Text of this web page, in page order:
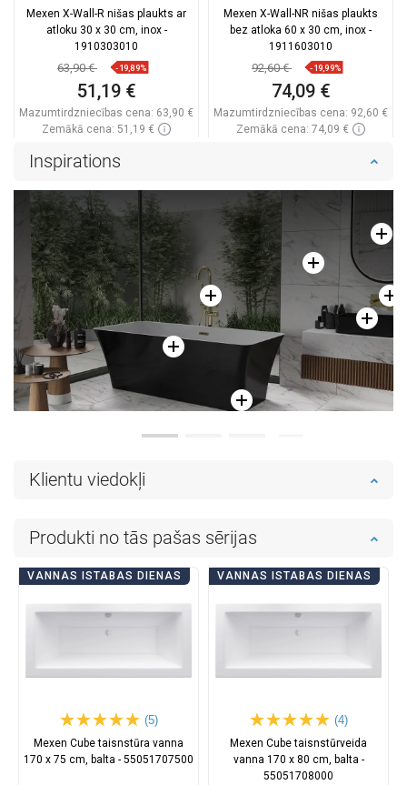
Mexen X-Wall-R nišas plaukts ar
atloku 30 x 30 cm, inox -
1910303010
63,90 € -19,89%
51,19 €
Mazumtirdzniecības cena: 63,90 €
Zemākā cena: 51,19 €
favorite_border Iecienītākie
Salīdzināt
Mexen X-Wall-NR nišas plaukts
bez atloka 60 x 30 cm, inox -
1911603010
92,60 € -19,99%
74,09 €
Mazumtirdzniecības cena: 92,60 €
Zemākā cena: 74,09 €
Salīdzināt
Inspirations
Klientu viedokļi
Produkti no tās pašas sērijas
VANNAS ISTABAS DIENAS
(5)
Mexen Cube taisnstūra vanna
170 x 75 cm, balta - 55051707500
VANNAS ISTABAS DIENAS
(4)
Mexen Cube taisnstūrveida
vanna 170 x 80 cm, balta -
55051708000